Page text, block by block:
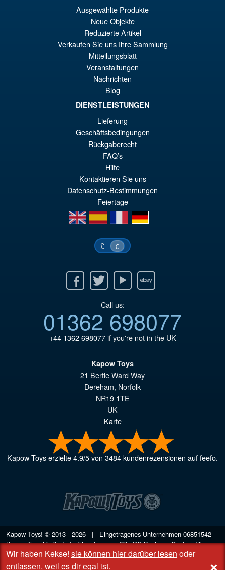
VORBESTELLUNGEN
S.H.MonsterArts Godzilla 2003
Tokyo SOS Action Figure
VORBESTELLUNGEN
Ausgewählte Produkte
Neue Objekte
Reduzierte Artikel
Verkaufen Sie uns Ihre Sammlung
Mitteilungsblatt
Veranstaltungen
Nachrichten
Blog
DIENSTLEISTUNGEN
Lieferung
Geschäftsbedingungen
Rückgaberecht
FAQ’s
Hilfe
Kontaktieren Sie uns
Datenschutz-Bestimmungen
Feiertage
en
es fr de
£ €
Twitter Youtube Ebay
Call us:
01362 698077
+44 1362 698077if you're not in the UK
Kapow Toys
21 Bertie Ward Way
Dereham, Norfolk
NR19 1TE
UK
Karte
Kapow Toyserzielte4.9/5von 3484kundenrezensionen auf feefo.
Kapow Toys! © 2013 - 2026 | Eingetragenes Unternehmen 06851542
Kapow Toys Limited | Eingetragener Sitz DC Business Centre, 10
Charles Wood Rd, Rash's Green, Dereham, Norfolk NR19 1SX | VAT
GB 948221025
Wir haben Kekse! sie können hier darüber lesen oder
entlassen, weil es dir egal ist.